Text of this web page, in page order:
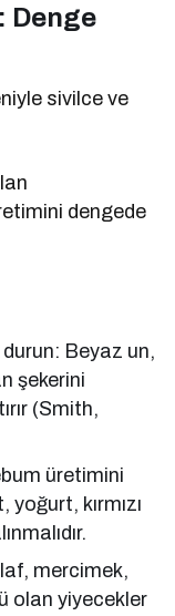
Denge
sivilce ve
dengede
Beyaz un,
şekerini
(Smith,
üretimini
kırmızı
mercimek,
olan yiyecekler